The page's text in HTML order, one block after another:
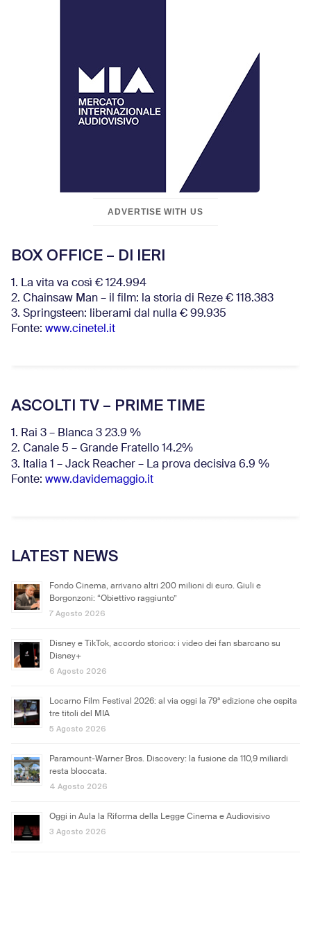
ADVERTISE WITH US
BOX OFFICE – DI IERI
1. La vita va così € 124.994
2. Chainsaw Man – il film: la storia di Reze € 118.383
3. Springsteen: liberami dal nulla € 99.935
Fonte: www.cinetel.it
ASCOLTI TV – PRIME TIME
1. Rai 3 – Blanca 3 23.9 %
2. Canale 5 – Grande Fratello 14.2%
3. Italia 1 – Jack Reacher – La prova decisiva 6.9 %
Fonte: www.davidemaggio.it
LATEST NEWS
Fondo Cinema, arrivano altri 200 milioni di euro. Giuli e
Borgonzoni: “Obiettivo raggiunto”
7 Agosto 2026
Disney e TikTok, accordo storico: i video dei fan sbarcano su
Disney+
6 Agosto 2026
Locarno Film Festival 2026: al via oggi la 79ª edizione che ospita
tre titoli del MIA
5 Agosto 2026
Paramount-Warner Bros. Discovery: la fusione da 110,9 miliardi
resta bloccata.
4 Agosto 2026
Oggi in Aula la Riforma della Legge Cinema e Audiovisivo
3 Agosto 2026